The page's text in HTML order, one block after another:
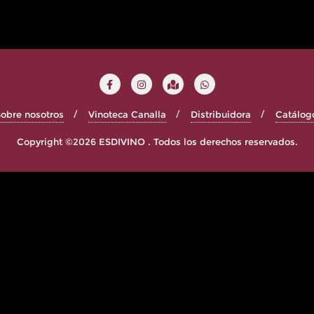
nosotros Vinoteca Canalla Distribuidora
Copyright ©2026 ESDIVINO . Todos los derechos reservados.